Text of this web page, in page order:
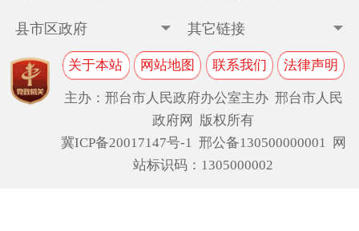
县市区政府 其它链接
关于本站 网站地图 联系我们 法律声明
主办：邢台市人民政府办公室主办 邢台市人民
政府网 版权所有
冀ICP备20017147号-1 邢公备130500000001 网
站标识码：1305000002